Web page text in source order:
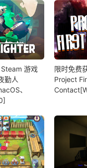
游戏
勤人
、
限时免费
Project